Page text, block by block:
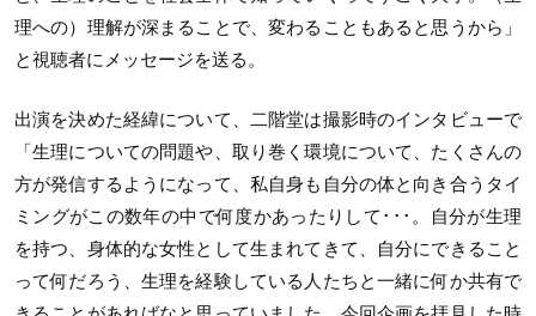
理への）理解が深まることで、変わることもあると思うから」
と視聴者にメッセージを送る。
出演を決めた経緯について、二階堂は撮影時のインタビューで
「生理についての問題や、取り巻く環境について、たくさんの
方が発信するようになって、私自身も自分の体と向き合うタイ
ミングがこの数年の中で何度かあったりして･･･。自分が生理
を持つ、身体的な女性として生まれてきて、自分にできること
って何だろう、生理を経験している人たちと一緒に何か共有で